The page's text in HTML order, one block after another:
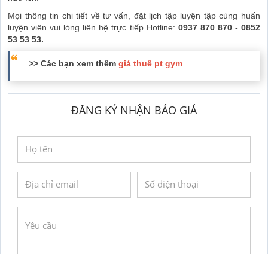
Mọi thông tin chi tiết về tư vấn, đặt lịch tập luyện tập cùng huấn
luyện viên vui lòng liên hệ trực tiếp Hotline: 0937 870 870 - 0852
53 53 53.
>> Các bạn xem thêm giá thuê pt gym
ĐĂNG KÝ NHẬN BÁO GIÁ